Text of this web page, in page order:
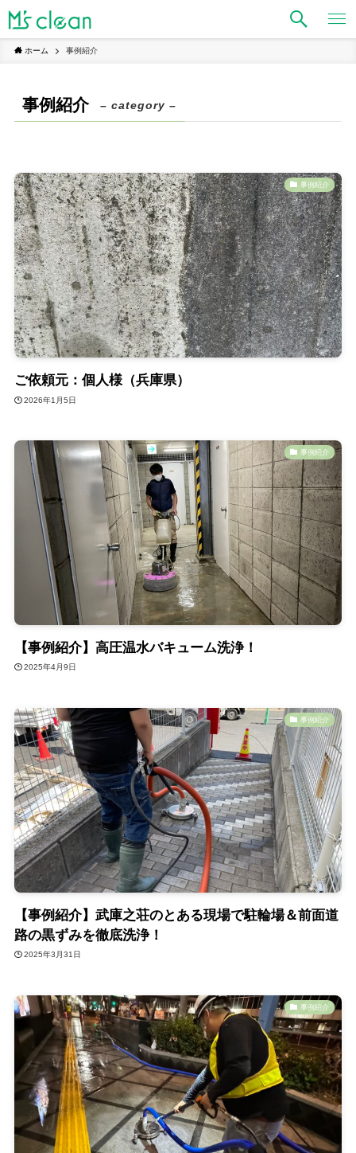
ホーム 事例紹介
事例紹介 – category –
事例紹介
ご依頼元：個人様（兵庫県）
2026年1月5日
事例紹介
【事例紹介】高圧温水バキューム洗浄！
2025年4月9日
事例紹介
【事例紹介】武庫之荘のとある現場で駐輪場＆前面道
路の黒ずみを徹底洗浄！
2025年3月31日
事例紹介